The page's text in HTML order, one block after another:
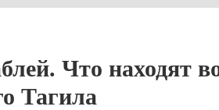
Что находят
Тагила